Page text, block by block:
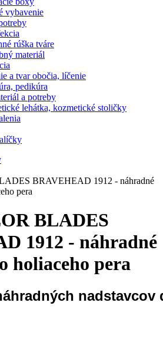
vybavenie
rúška tváre
materiál
a tvar obočia, líčenie
pedikúra
a potreby
lehátka, kozmetické stoličky
BRAVEHEAD 1912 - náhradné
pera
BLADES
1912 - náhradné
holiaceho pera
nadstavcov